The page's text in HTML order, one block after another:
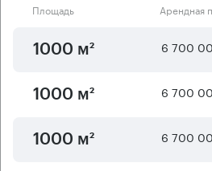
Площадь Арендная
1000 м² 6 700
1000 м² 6 700
1000 м² 6 700